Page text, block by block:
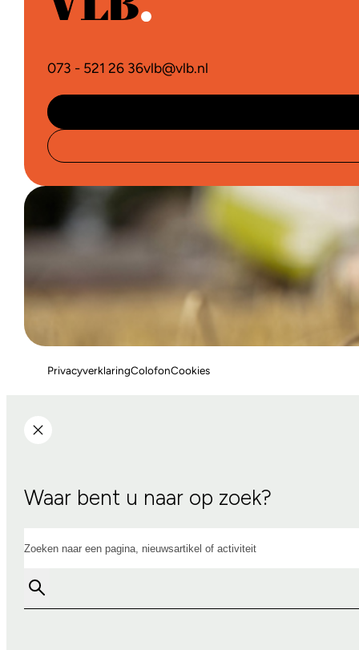
073 - 521 26 36vlb@vlb.nl
PrivacyverklaringColofonCookies
Waar bent u naar op zoek?